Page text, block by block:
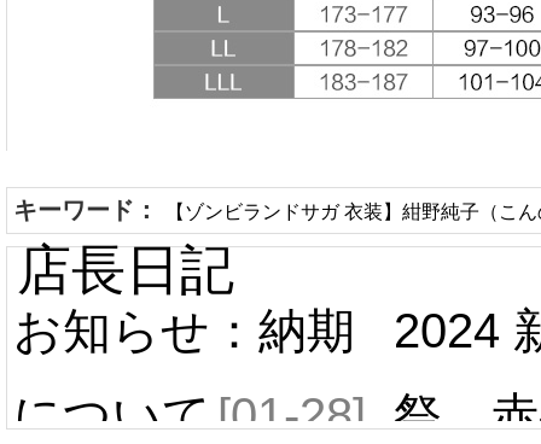
キーワード： 【ゾンビランドサガ 衣装】紺野純子（こ
店長日記
お知らせ：納期
について[01-28]
2024
祭 赤